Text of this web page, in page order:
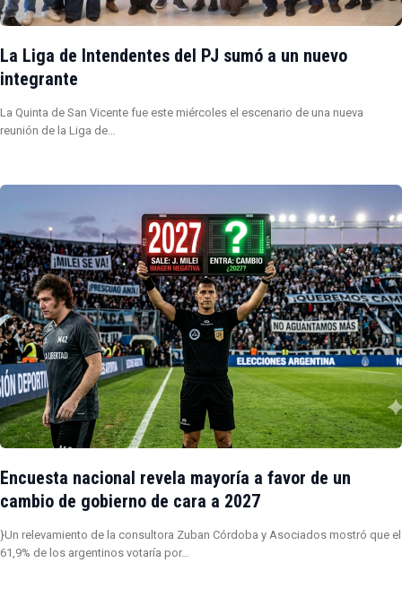
La Liga de Intendentes del PJ sumó a un nuevo
integrante
La Quinta de San Vicente fue este miércoles el escenario de una nueva
reunión de la Liga de…
Encuesta nacional revela mayoría a favor de un
cambio de gobierno de cara a 2027
}Un relevamiento de la consultora Zuban Córdoba y Asociados mostró que el
61,9% de los argentinos votaría por…